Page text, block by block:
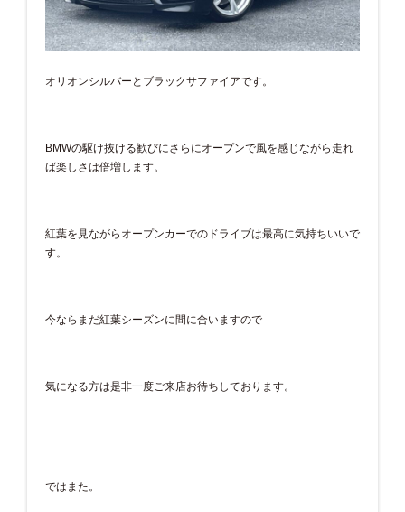
オリオンシルバーとブラックサファイアです。
BMWの駆け抜ける歓びにさらにオープンで風を感じながら走れ
ば楽しさは倍増します。
紅葉を見ながらオープンカーでのドライブは最高に気持ちいいで
す。
今ならまだ紅葉シーズンに間に合いますので
気になる方は是非一度ご来店お待ちしております。
ではまた。